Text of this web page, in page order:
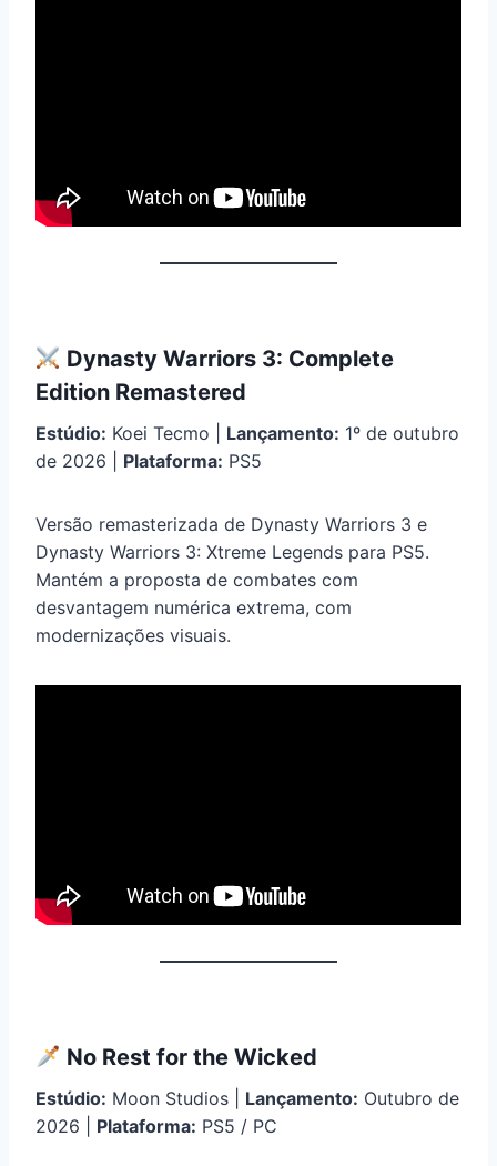
Dynasty Warriors 3: Complete
Edition Remastered
Estúdio: Koei Tecmo | Lançamento: 1º de outubro
de 2026 | Plataforma: PS5
Versão remasterizada de Dynasty Warriors 3 e
Dynasty Warriors 3: Xtreme Legends para PS5.
Mantém a proposta de combates com
desvantagem numérica extrema, com
modernizações visuais.
No Rest for the Wicked
Estúdio: Moon Studios | Lançamento: Outubro de
2026 | Plataforma: PS5 / PC